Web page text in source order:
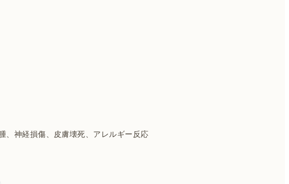
、神経損傷、皮膚壊死、アレルギー反応